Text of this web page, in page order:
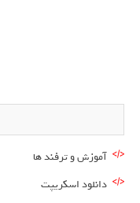
آموزش و ترفند ها
دانلود اسکریپت